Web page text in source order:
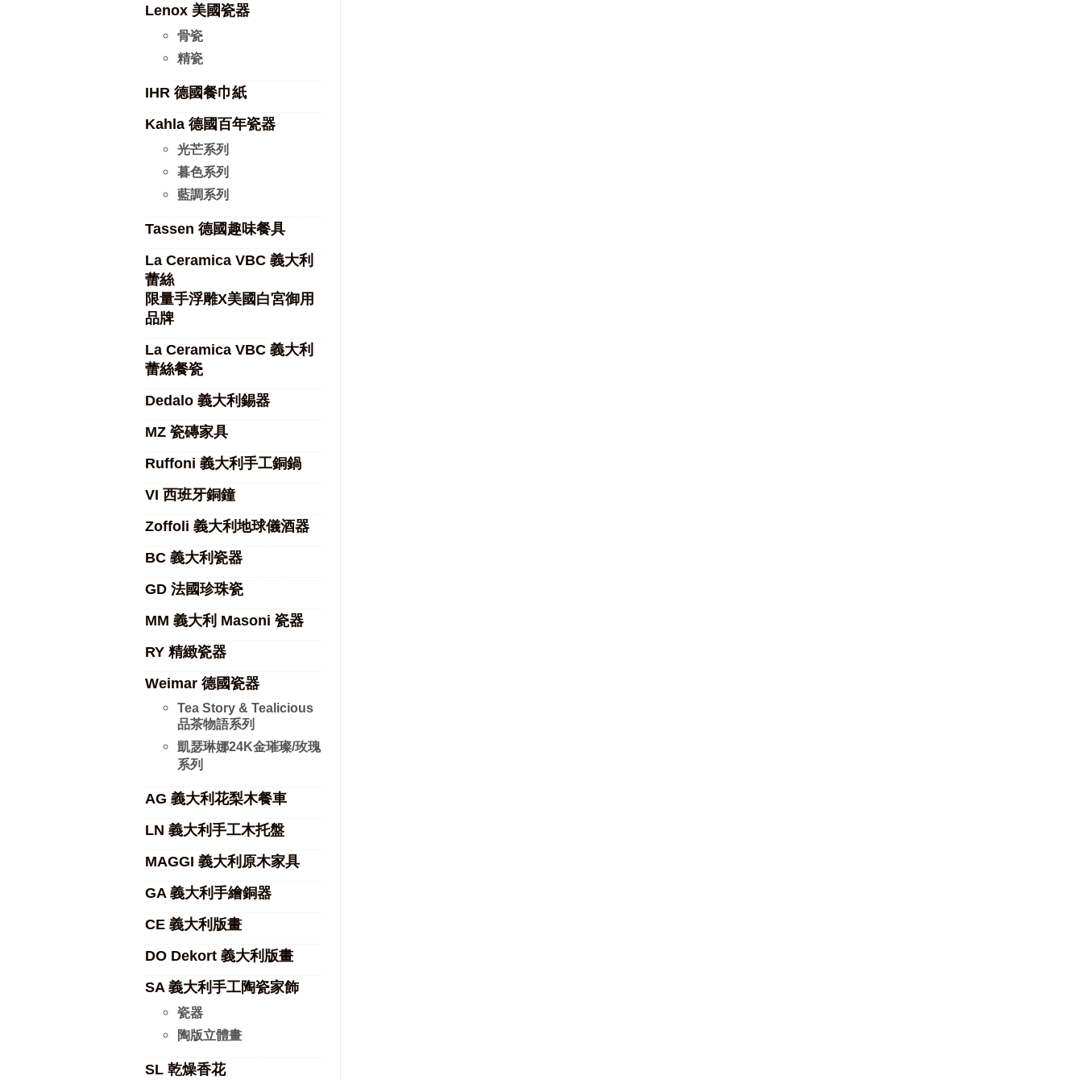
Lenox 美國瓷器
骨瓷
精瓷
IHR 德國餐巾紙
Kahla 德國百年瓷器
光芒系列
暮色系列
藍調系列
Tassen 德國趣味餐具
La Ceramica VBC 義大利
蕾絲
限量手浮雕X美國白宮御用
品牌
La Ceramica VBC 義大利
蕾絲餐瓷
Dedalo 義大利錫器
MZ 瓷磚家具
Ruffoni 義大利手工銅鍋
VI 西班牙銅鐘
Zoffoli 義大利地球儀酒器
BC 義大利瓷器
GD 法國珍珠瓷
MM 義大利 Masoni 瓷器
RY 精緻瓷器
Weimar 德國瓷器
Tea Story & Tealicious
品茶物語系列
凱瑟琳娜24K金璀璨/玫瑰
系列
AG 義大利花梨木餐車
LN 義大利手工木托盤
MAGGI 義大利原木家具
GA 義大利手繪銅器
CE 義大利版畫
DO Dekort 義大利版畫
SA 義大利手工陶瓷家飾
瓷器
陶版立體畫
SL 乾燥香花